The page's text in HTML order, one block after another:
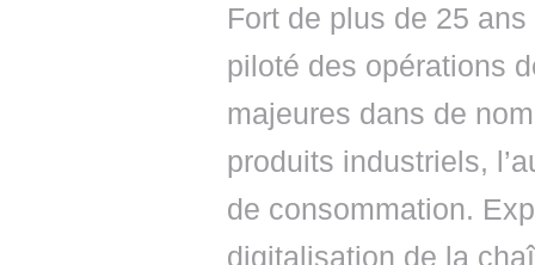
Fort de plus de 25
piloté des opérations
majeures dans de
produits industriels,
de consommation.
digitalisation de la